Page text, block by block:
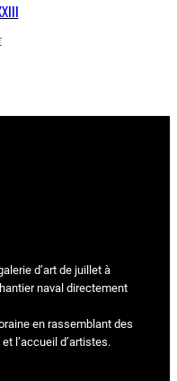
d’art de juillet à
naval directement
en rassemblant des
l’accueil d’artistes.